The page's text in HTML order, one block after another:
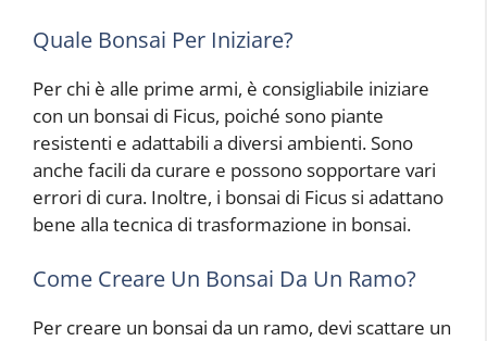
Quale Bonsai Per Iniziare?
Per chi è alle prime armi, è consigliabile iniziare
con un bonsai di Ficus, poiché sono piante
resistenti e adattabili a diversi ambienti. Sono
anche facili da curare e possono sopportare vari
errori di cura. Inoltre, i bonsai di Ficus si adattano
bene alla tecnica di trasformazione in bonsai.
Come Creare Un Bonsai Da Un Ramo?
Per creare un bonsai da un ramo, devi scattare un